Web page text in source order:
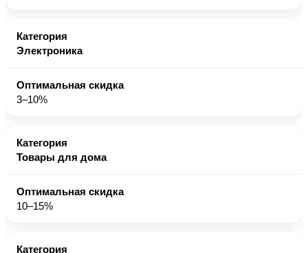
Электроника
3–10%
Товары для дома
10–15%